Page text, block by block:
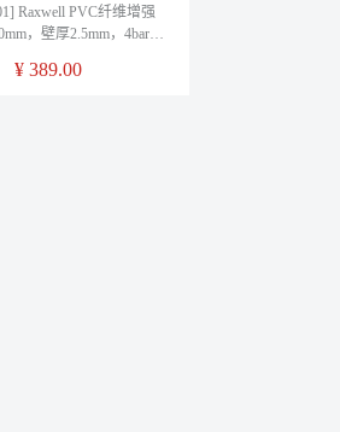
Raxwell PVC纤维增强
，壁厚2.5mm，4bar，
¥ 389.00